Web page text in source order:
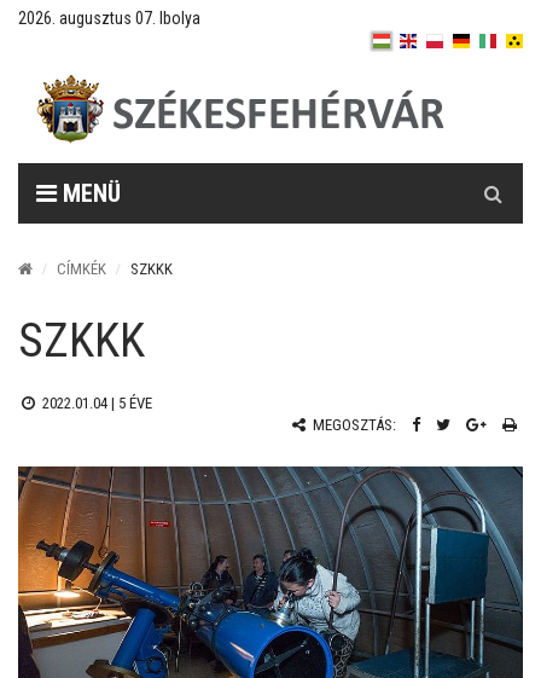
2026. augusztus 07. Ibolya
MENÜ
CÍMKÉK SZKKK
SZKKK
2022.01.04 | 5 ÉVE
MEGOSZTÁS: